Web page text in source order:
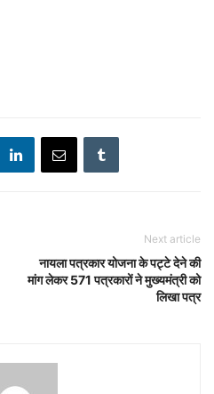
Next article
नायला पत्रकार योजना के पट्टे देने की
मांग लेकर 571 पत्रकारों ने मुख्यमंत्री को
लिखा पत्र